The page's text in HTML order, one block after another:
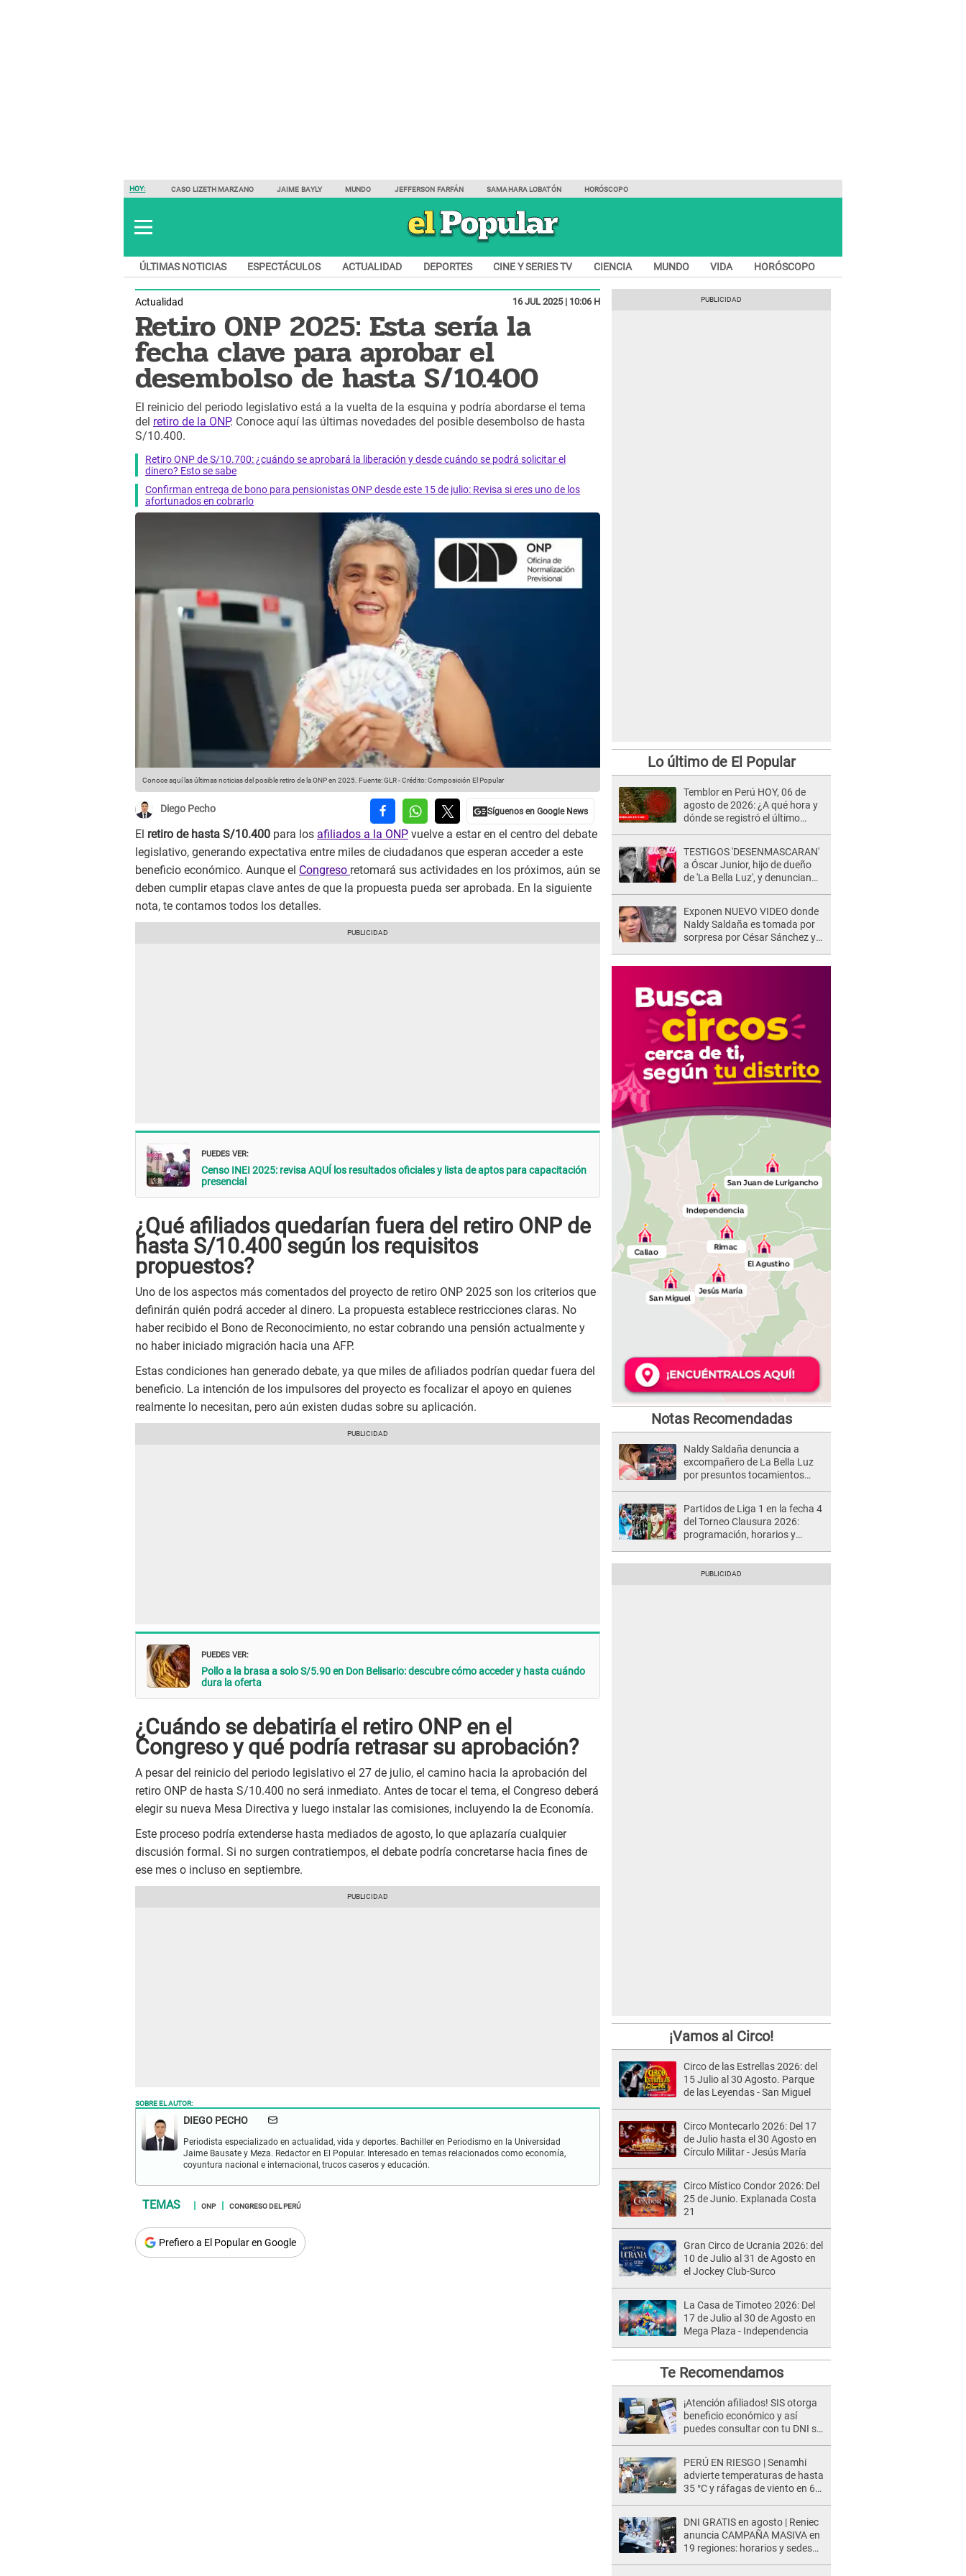
HOY: CASO LIZETH MARZANO JAIME BAYLY MUNDO JEFFERSON FARFÁN SAMAHARA LOBATÓN HORÓSCOPO
ÚLTIMAS NOTICIAS ESPECTÁCULOS ACTUALIDAD DEPORTES CINE Y SERIES TV CIENCIA MUNDO VIDA HORÓSCOPO
Actualidad 16 JUL 2025 | 10:06 H
Retiro ONP 2025: Esta sería la
fecha clave para aprobar el
desembolso de hasta S/10.400
El reinicio del periodo legislativo está a la vuelta de la esquina y podría abordarse el tema
del retiro de la ONP. Conoce aquí las últimas novedades del posible desembolso de hasta
S/10.400.
Retiro ONP de S/10.700: ¿cuándo se aprobará la liberación y desde cuándo se podrá solicitar el
dinero? Esto se sabe
Confirman entrega de bono para pensionistas ONP desde este 15 de julio: Revisa si eres uno de los
afortunados en cobrarlo
Conoce aquí las últimas noticias del posible retiro de la ONP en 2025. Fuente: GLR-Crédito: Composición El Popular
Diego Pecho
El retiro de hasta S/10.400 para los afiliados a la ONP vuelve a estar en el centro del debate
legislativo, generando expectativa entre miles de ciudadanos que esperan acceder a este
beneficio económico. Aunque el Congreso retomará sus actividades en los próximos, aún se
deben cumplir etapas clave antes de que la propuesta pueda ser aprobada. En la siguiente
nota, te contamos todos los detalles.
PUEDES VER:
Censo INEI 2025: revisa AQUÍ los resultados oficiales y lista de aptos para capacitación
presencial
¿Qué afiliados quedarían fuera del retiro ONP de
hasta S/10.400 según los requisitos
propuestos?
Uno de los aspectos más comentados del proyecto de retiro ONP 2025 son los criterios que
definirán quién podrá acceder al dinero. La propuesta establece restricciones claras. No
haber recibido el Bono de Reconocimiento, no estar cobrando una pensión actualmente y
no haber iniciado migración hacia una AFP.
Estas condiciones han generado debate, ya que miles de afiliados podrían quedar fuera del
beneficio. La intención de los impulsores del proyecto es focalizar el apoyo en quienes
realmente lo necesitan, pero aún existen dudas sobre su aplicación.
PUEDES VER:
Pollo a la brasa a solo S/5.90 en Don Belisario: descubre cómo acceder y hasta cuándo
dura la oferta
¿Cuándo se debatiría el retiro ONP en el
Congreso y qué podría retrasar su aprobación?
A pesar del reinicio del periodo legislativo el 27 de julio, el camino hacia la aprobación del
retiro ONP de hasta S/10.400 no será inmediato. Antes de tocar el tema, el Congreso deberá
elegir su nueva Mesa Directiva y luego instalar las comisiones, incluyendo la de Economía.
Este proceso podría extenderse hasta mediados de agosto, lo que aplazaría cualquier
discusión formal. Si no surgen contratiempos, el debate podría concretarse hacia fines de
ese mes o incluso en septiembre.
SOBRE EL AUTOR:
DIEGO PECHO
Periodista especializado en actualidad, vida y deportes. Bachiller en Periodismo en la Universidad
Jaime Bausate y Meza. Redactor en El Popular. Interesado en temas relacionados como economía,
coyuntura nacional e internacional, trucos caseros y educación.
ONP CONGRESO DEL PERÚ
Prefiero a El Popular en Google
Lo último de El Popular
Temblor en Perú HOY, 06 de
agosto de 2026: ¿A qué hora y
dónde se registró el último
TESTIGOS 'DESENMASCARAN'
a Óscar Junior, hijo de dueño
de 'La Bella Luz', y denuncian
Exponen NUEVO VIDEO donde
Naldy Saldaña es tomada por
sorpresa por César Sánchez y
Notas Recomendadas
Naldy Saldaña denuncia a
excompañero de La Bella Luz
por presuntos tocamientos
Partidos de Liga 1 en la fecha 4
del Torneo Clausura 2026:
programación, horarios y
¡Vamos al Circo!
Circo de las Estrellas 2026: del
15 Julio al 30 Agosto. Parque
de las Leyendas - San Miguel
Circo Montecarlo 2026: Del 17
de Julio hasta el 30 Agosto en
Círculo Militar - Jesús María
Circo Místico Condor 2026: Del
25 de Junio. Explanada Costa
21
Gran Circo de Ucrania 2026: del
10 de Julio al 31 de Agosto en
el Jockey Club-Surco
La Casa de Timoteo 2026: Del
17 de Julio al 30 de Agosto en
Mega Plaza - Independencia
Te Recomendamos
¡Atención afiliados! SIS otorga
beneficio económico y así
puedes consultar con tu DNI si
PERÚ EN RIESGO | Senamhi
advierte temperaturas de hasta
35 °C y ráfagas de viento en 6
DNI GRATIS en agosto | Reniec
anuncia CAMPAÑA MASIVA en
19 regiones: horarios y sedes